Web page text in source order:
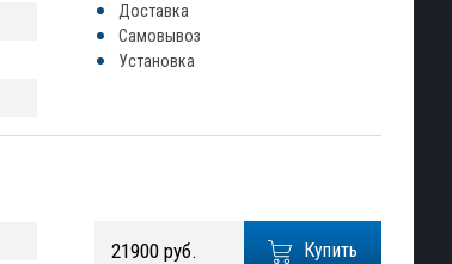
Доставка
Самовывоз
Установка
Купить
21900 руб.